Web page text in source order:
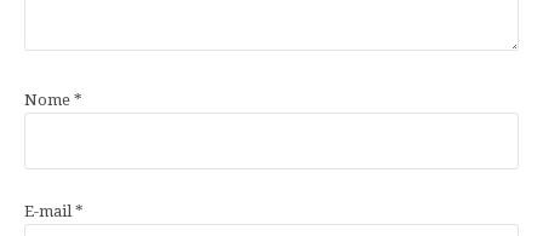
Nome *
E-mail*